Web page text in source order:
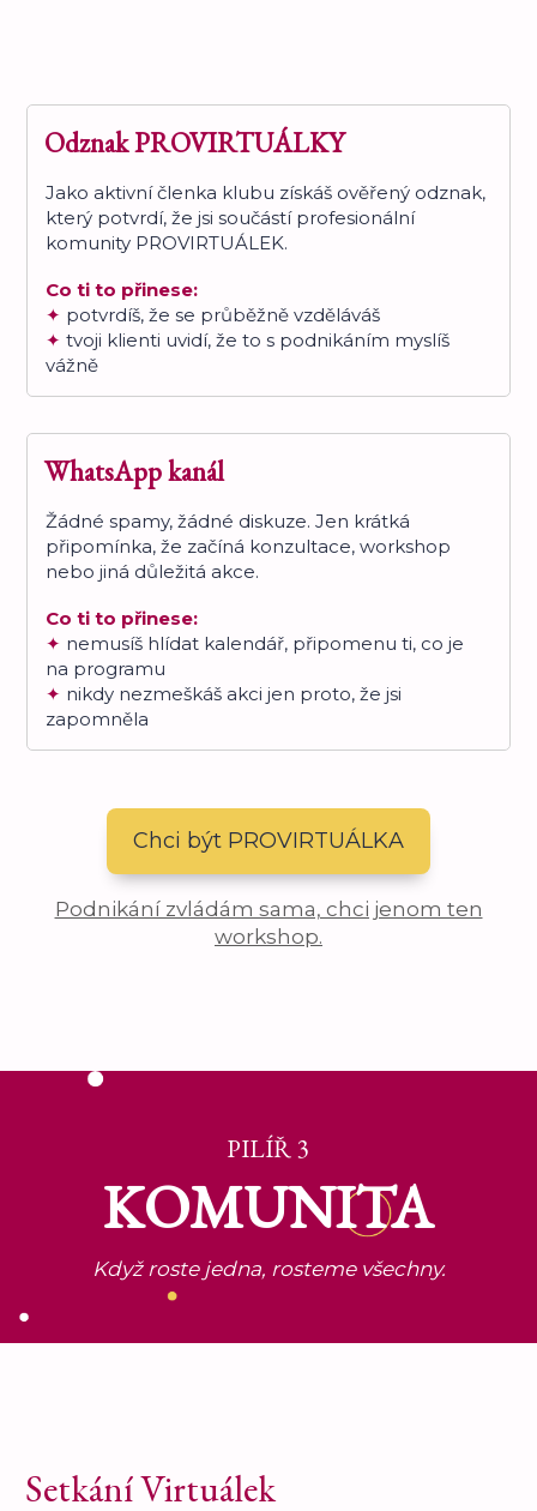
Odznak PROVIRTUÁLKY
Jako aktivní členka klubu získáš ověřený odznak,
který potvrdí, že jsi součástí profesionální
komunity PROVIRTUÁLEK.
Co ti to přinese:
✦ potvrdíš, že se průběžně vzděláváš
✦tvoji klienti uvidí, že to s podnikáním myslíš
vážně
WhatsApp kanál
Žádné spamy, žádné diskuze. Jen krátká
připomínka, že začíná konzultace, workshop
nebo jiná důležitá akce.
Co ti to přinese:
✦ nemusíš hlídat kalendář, připomenu ti, co je
na programu
✦ nikdy nezmeškáš akci jen proto, že jsi
zapomněla
Chci být PROVIRTUÁLKA
Podnikání zvládám sama, chci jenom ten
workshop.
PILÍŘ 3
KOMUNITA
Když roste jedna, rosteme všechny.
Setkání Virtuálek